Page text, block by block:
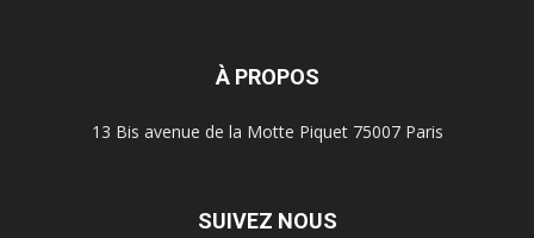
À PROPOS
13 Bis avenue de la Motte Piquet 75007 Paris
SUIVEZ NOUS